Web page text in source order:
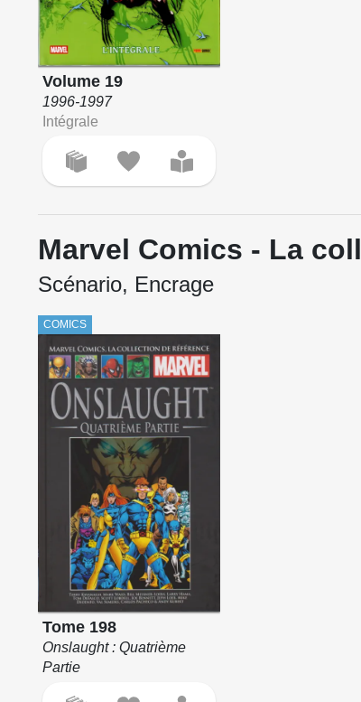
Volume 19
1996-1997
Intégrale
Marvel Comics - La
Scénario, Encrage
COMICS
Tome 198
Onslaught : Quatrième
Partie